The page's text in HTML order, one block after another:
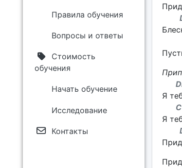
Правила обучения
Вопросы и ответы
Стоимость
обучения
Начать обучение
Исследование
Контакты
Я
Я